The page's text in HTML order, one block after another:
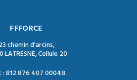
FFFORCE
chemin d'arcins,
LATRESNE, Cellule 20
: 812 876 407 00048